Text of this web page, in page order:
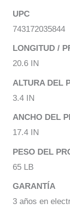
UPC
743172035844
LONGITUD /
20.6 IN
ALTURA DEL
3.4 IN
ANCHO DEL
17.4 IN
PESO DEL
65 LB
GARANTÍA
3 años en